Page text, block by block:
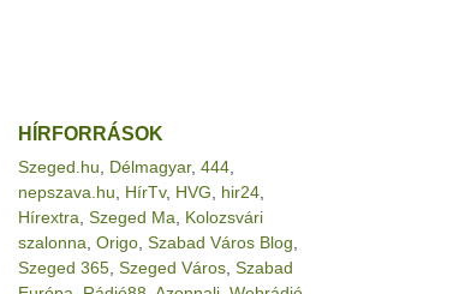
HÍRFORRÁSOK
Szeged.hu Délmagyar, 444
nepszava.hu
HírTv, HVG hir24
Hírextra Szeged Ma
Kolozsvári
szalonna Origo Szabad Város Blog
Szeged 365 Szeged Város Szabad